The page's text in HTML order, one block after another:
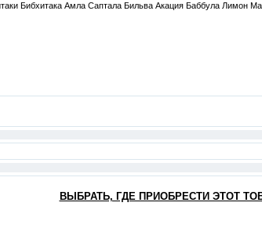
Бибхитака Амла Саптала Бильва Акация Баббула Лимон
ВЫБРАТЬ, ГДЕ ПРИОБРЕСТИ ЭТОТ